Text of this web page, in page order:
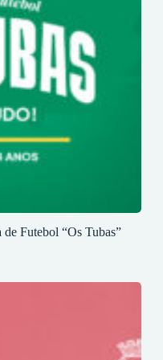
de Futebol “Os Tubas”